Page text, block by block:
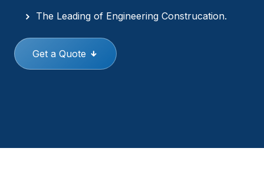
The Leading of Engineering Construcation.
Get a Quote